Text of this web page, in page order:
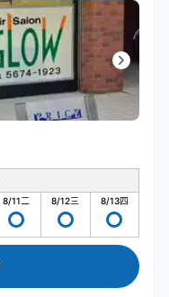
8/11二 8/12三 8/13四